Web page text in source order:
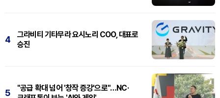
4
그라비티 기타무라 요시노리 COO, 대표로
승진
5
"공급 확대 넘어 '창작 증강'으로"…NC·